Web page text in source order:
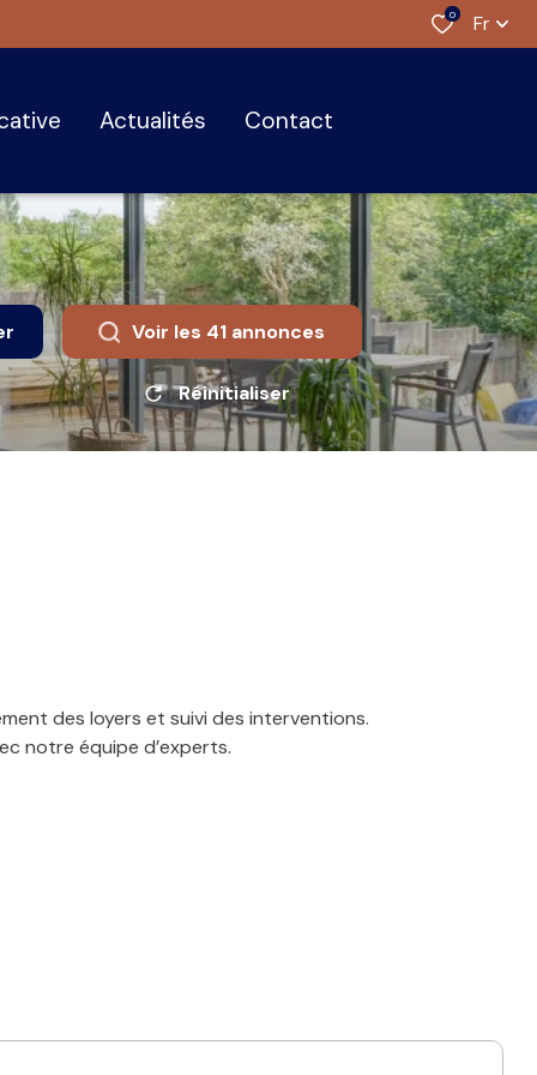
0 Fr
actualités contact
Voir les 41annonces
Réinitialiser
des loyers et suivi des interventions.
notre équipe d’experts.